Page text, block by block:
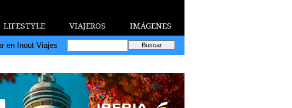
LIFESTYLE VIAJEROS IMÁGENES
en Inout Viajes